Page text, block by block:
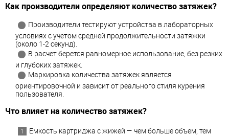
Как производители определяют количество затяжек?
Производители тестируют устройства в лабораторных
условиях с учетом средней продолжительности затяжки
(около 1-2 секунд).
В расчет берется равномерное использование, без резких
и глубоких затяжек.
Маркировка количества затяжек является
ориентировочной и зависит от реального стиля курения
пользователя.
Что влияет на количество затяжек?
Емкость картриджа с жижей — чем больше объем, тем